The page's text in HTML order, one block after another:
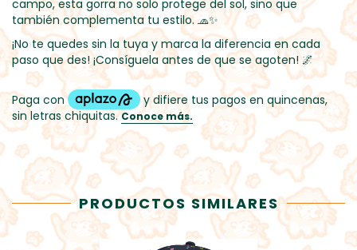
campo, esta gorra no solo protege del sol, sino que
también complementa tu estilo. 🧢✨
¡No te quedes sin la tuya y marca la diferencia en cada
paso que des! ¡Consíguela antes de que se agoten! 🌌
PRODUCTOS SIMILARES